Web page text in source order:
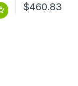
$460.83